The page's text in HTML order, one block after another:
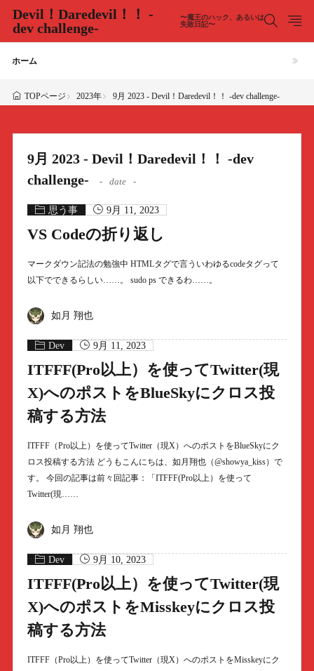
Devil！Daredevil！！ -
dev challenge-
〜魔王のハック、あるいは
失敗日記〜
ホーム
TOPページ 2023年 9月 2023 - Devil！Daredevil！！ -dev challenge-
9月 2023 - Devil！Daredevil！！ -dev
challenge-
date
思う事 9月 11, 2023
VS Codeの折り返し
マークダウン記法の勉強中 HTMLタグで言ういわゆるcodeタグって
以下でできるらしい……。 sudo ps できるわ……。
如月 翔也
Dev 9月 11, 2023
ITFFF(Pro以上）を使ってTwitter(現
X)へのポストをBlueSkyにクロス投
稿する方法
ITFFF（Pro以上）を使ってTwitter（現X）へのポストをBlueSkyにク
ロス投稿する方法 どうもこんにちは、如月翔也（@showya_kiss）で
す。 今回の記事は前々回記事：「ITFFF(Pro以上）を使って
Twitter(現……
如月 翔也
Dev 9月 10, 2023
ITFFF(Pro以上）を使ってTwitter(現
X)へのポストをMisskeyにクロス投
稿する方法
ITFFF（Pro以上）を使ってTwitter（現X）へのポストをMisskeyにク